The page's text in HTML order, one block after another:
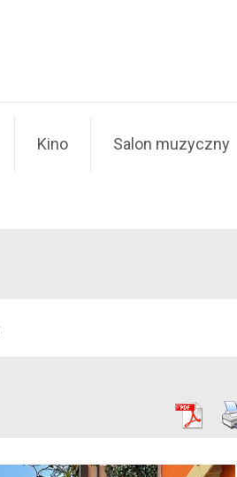
Kino Salon muzyczny